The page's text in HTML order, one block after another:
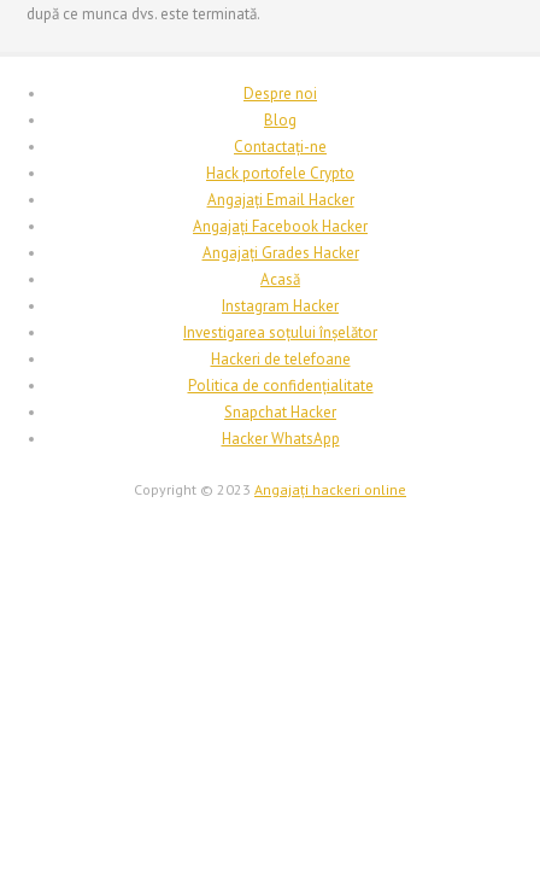
după ce munca dvs. este terminată.
Despre noi
Blog
Contactați-ne
Hack portofele Crypto
Angajați Email Hacker
Angajați Facebook Hacker
Angajați Grades Hacker
Acasă
Instagram Hacker
Investigarea soțului înșelător
Hackeri de telefoane
Politica de confidențialitate
Snapchat Hacker
Hacker WhatsApp
Copyright © 2023 Angajați hackeri online